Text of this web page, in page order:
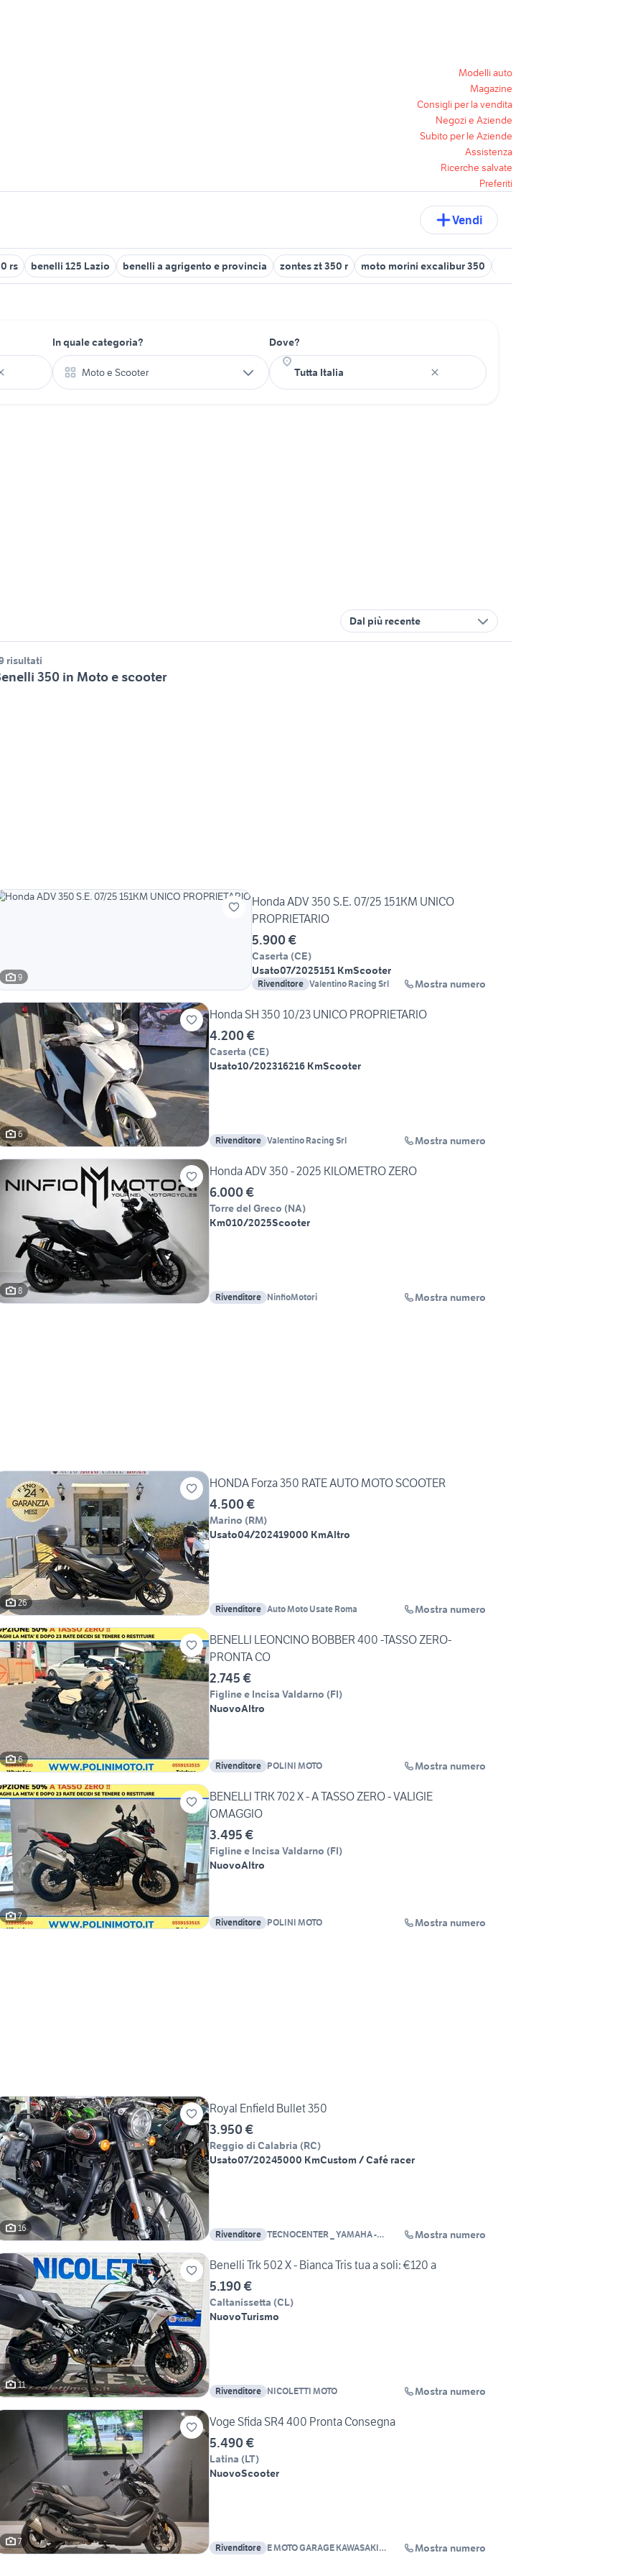
Modelli auto
Magazine
Consigli per la vendita
Negozi e Aziende
Subito per le Aziende
Assistenza
Ricerche salvate
Preferiti
Vendi
rs benelli 125 Lazio benelli a agrigento e provincia zontes zt 350 r moto morini excalibur 350
In quale categoria?
Moto e Scooter
Dove?
Dal più recente
risultati
350 in Moto e scooter
9
Honda ADV 350 S.E. 07/25 151KM UNICO
PROPRIETARIO
5.900 €
Caserta (CE)
Usato07/2025151 KmScooter
Rivenditore Valentino Racing Srl Mostra numero
6
Honda SH 350 10/23 UNICO PROPRIETARIO
4.200 €
Caserta (CE)
Usato10/202316216 KmScooter
Rivenditore Valentino Racing Srl Mostra numero
8
Honda ADV 350 - 2025 KILOMETRO ZERO
6.000 €
Torre del Greco (NA)
Km010/2025Scooter
Rivenditore NinfioMotori Mostra numero
26
HONDA Forza 350 RATE AUTO MOTO SCOOTER
4.500 €
Marino (RM)
Usato04/202419000 KmAltro
Rivenditore Auto Moto Usate Roma Mostra numero
6
BENELLI LEONCINO BOBBER 400 -TASSO ZERO-
PRONTA CO
2.745 €
Figline e Incisa Valdarno (FI)
NuovoAltro
Rivenditore POLINI MOTO Mostra numero
7
BENELLI TRK 702 X - A TASSO ZERO - VALIGIE
OMAGGIO
3.495 €
Figline e Incisa Valdarno (FI)
NuovoAltro
Rivenditore POLINI MOTO Mostra numero
16
Royal Enfield Bullet 350
3.950 €
Reggio di Calabria (RC)
Usato07/20245000 KmCustom / Café racer
Rivenditore TECNOCENTER _ YAMAHA -
Mostra numero
11
Benelli Trk 502 X - Bianca Tris tua a soli: €120 a
5.190 €
Caltanissetta (CL)
NuovoTurismo
Rivenditore NICOLETTI MOTO Mostra numero
7
Voge Sfida SR4 400 Pronta Consegna
5.490 €
Latina (LT)
NuovoScooter
Rivenditore E MOTO GARAGE KAWASAKI
Mostra numero